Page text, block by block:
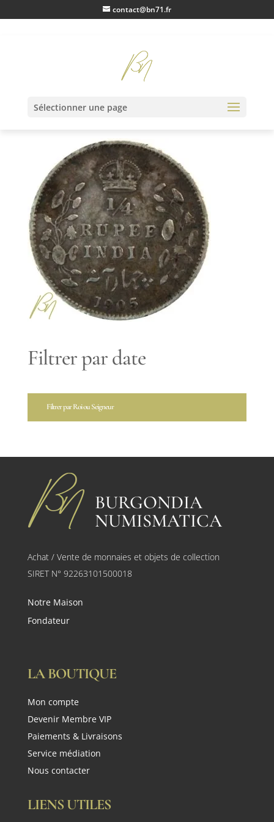
contact@bn71.fr
Sélectionner une page
IMG_1086
Filtrer par date
Filtrer par Roi ou Seigneur
BURGONDIA
NUMISMATICA
Achat / Vente de monnaies et objets de collection
SIRET N° 92263101500018
Notre Maison
Fondateur
LA BOUTIQUE
Mon compte
Devenir Membre VIP
Paiements & Livraisons
Service médiation
Nous contacter
LIENS UTILES